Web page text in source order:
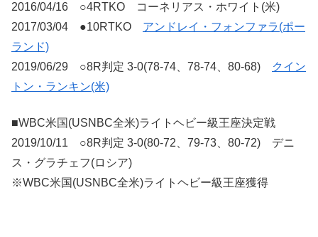
2016/04/16 ○4RTKO コーネリアス・ホワイト(米)
2017/03/04 ●10RTKO アンドレイ・フォンファラ(ポー
ランド)
2019/06/29 ○8R判定 3-0(78-74、78-74、80-68)
クイン
トン・ランキン(米)
■WBC米国(USNBC全米)ライトヘビー級王座決定戦
2019/10/11 ○8R判定 3-0(80-72、79-73、80-72) デニ
ス・グラチェフ(ロシア)
※WBC米国(USNBC全米)ライトヘビー級王座獲得